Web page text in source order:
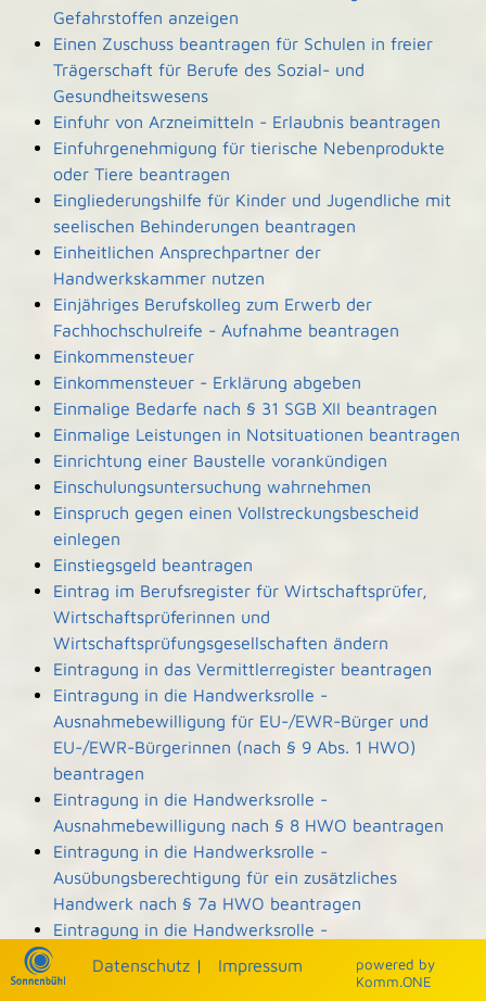
Gefahrstoffen anzeigen
Einen Zuschuss beantragen für Schulen in freier
Trägerschaft für Berufe des Sozial- und
Gesundheitswesens
Einfuhr von Arzneimitteln - Erlaubnis beantragen
Einfuhrgenehmigung für tierische Nebenprodukte
oder Tiere beantragen
Eingliederungshilfe für Kinder und Jugendliche mit
seelischen Behinderungen beantragen
Einheitlichen Ansprechpartner der
Handwerkskammer nutzen
Einjähriges Berufskolleg zum Erwerb der
Fachhochschulreife - Aufnahme beantragen
Einkommensteuer
Einkommensteuer - Erklärung abgeben
Einmalige Bedarfe nach § 31 SGB XII beantragen
Einmalige Leistungen in Notsituationen beantragen
Einrichtung einer Baustelle vorankündigen
Einschulungsuntersuchung wahrnehmen
Einspruch gegen einen Vollstreckungsbescheid
einlegen
Einstiegsgeld beantragen
Eintrag im Berufsregister für Wirtschaftsprüfer,
Wirtschaftsprüferinnen und
Wirtschaftsprüfungsgesellschaften ändern
Eintragung in das Vermittlerregister beantragen
Eintragung in die Handwerksrolle -
Ausnahmebewilligung für EU-/EWR-Bürger und
EU-/EWR-Bürgerinnen (nach § 9 Abs. 1 HWO)
beantragen
Eintragung in die Handwerksrolle -
Ausnahmebewilligung nach § 8 HWO beantragen
Eintragung in die Handwerksrolle -
Ausübungsberechtigung für ein zusätzliches
Handwerk nach § 7a HWO beantragen
Eintragung in die Handwerksrolle -
Ausübungsberechtigung nach § 7b HWO
beantragen
powered by
Komm.ONE
Datenschutz | Impressum